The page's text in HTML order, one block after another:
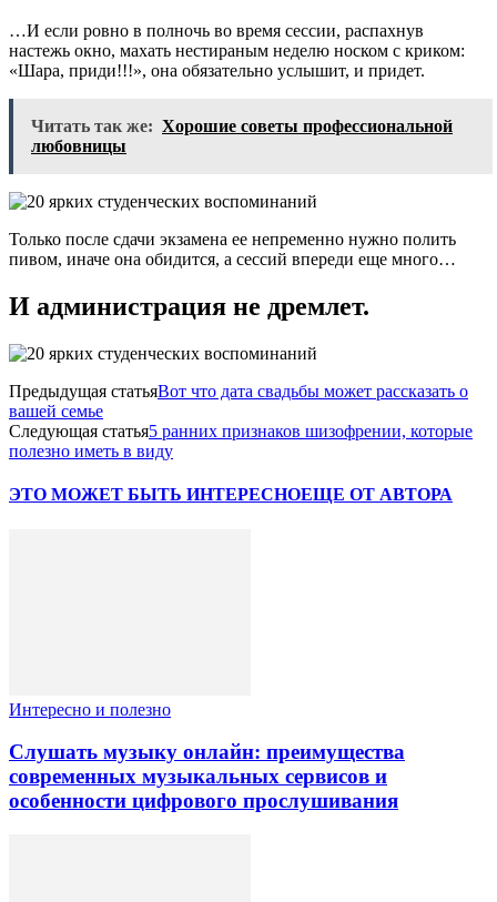
…И если ровно в полночь во время сессии, распахнув
настежь окно, махать нестираным неделю носком с криком:
«Шара, приди!!!», она обязательно услышит, и придет.
Читать так же: Хорошие советы профессиональной
любовницы
Только после сдачи экзамена ее непременно нужно полить
пивом, иначе она обидится, а сессий впереди еще много…
И администрация не дремлет.
Предыдущая статьяВот что дата свадьбы может рассказать о
вашей семье
Следующая статья5 ранних признаков шизофрении, которые
полезно иметь в виду
ЭТО МОЖЕТ БЫТЬ ИНТЕРЕСНОЕЩЕ ОТ АВТОРА
Интересно и полезно
Слушать музыку онлайн: преимущества
современных музыкальных сервисов и
особенности цифрового прослушивания